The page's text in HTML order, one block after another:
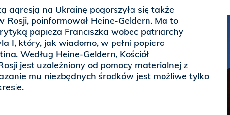
agresją na Ukrainę pogorszyła się także
Rosji, poinformował Heine-Geldern. Ma to
papieża Franciszka wobec patriarchy
I, który, jak wiadomo, w pełni popiera
Według Heine-Geldern, Kościół
jest uzależniony od pomocy materialnej z
mu niezbędnych środków jest możliwe tylko